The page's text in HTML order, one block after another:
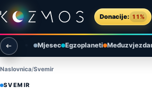
Preskoči na sadržaj
Donacije: 11%
Otvori izbornik
Otvori pretragu
Mjesec Egzoplaneti
Naslovnica Svemir
SVEMIR